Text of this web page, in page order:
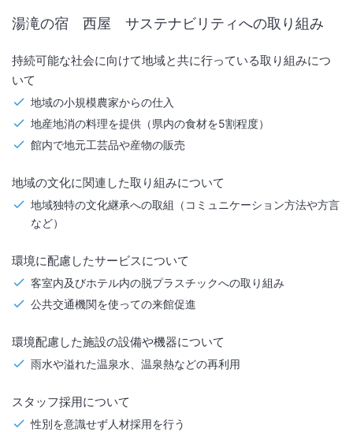
湯滝の宿 西屋 サステナビリティへの取り組み
持続可能な社会に向けて地域と共に行っている取り組みにつ
いて
地域の小規模農家からの仕入
地産地消の料理を提供（県内の食材を5割程度）
館内で地元工芸品や産物の販売
地域の文化に関連した取り組みについて
地域独特の文化継承への取組（コミュニケーション方法や方言
など）
環境に配慮したサービスについて
客室内及びホテル内の脱プラスチックへの取り組み
公共交通機関を使っての来館促進
環境配慮した施設の設備や機器について
雨水や溢れた温泉水、温泉熱などの再利用
スタッフ採用について
性別を意識せず人材採用を行う